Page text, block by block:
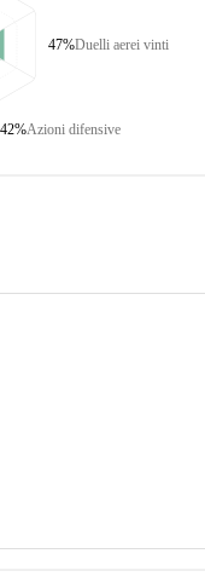
Duelli aerei vinti
47%
Azioni difensive
42%